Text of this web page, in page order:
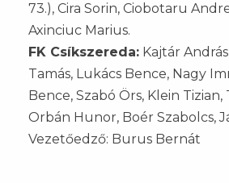
73.), Cira Sorin, Ciobotaru
Axinciuc Marius.
FK Csíkszereda: Kajtár
Tamás, Lukács Bence, Nagy
Bence, Szabó Örs, Klein
Orbán Hunor, Boér Szabolcs,
Vezetőedző: Burus Bernát